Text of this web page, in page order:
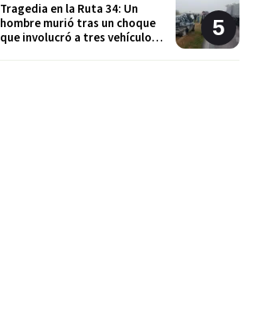
Tragedia en la Ruta 34: Un
hombre murió tras un choque
que involucró a tres vehículos